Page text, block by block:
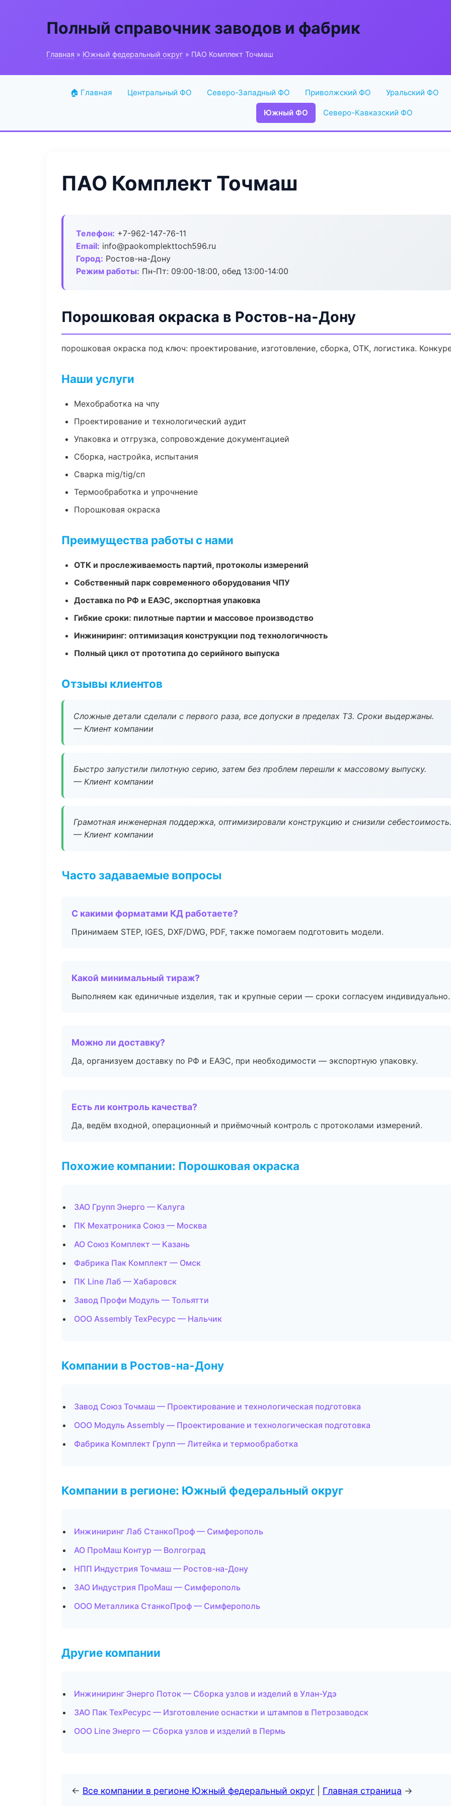
Полный справочник заводов и фабрик
Главная » Южный федеральный округ » ПАО Комплект Точмаш
🏠 Главная Центральный ФО Северо-Западный ФО Приволжский ФО Уральский ФО
Южный ФО Северо-Кавказский ФО
ПАО Комплект Точмаш
Телефон: +7-962-147-76-11
Email: info@paokomplekttoch596.ru
Город: Ростов-на-Дону
Режим работы: Пн-Пт: 09:00-18:00, обед 13:00-14:00
Порошковая окраска в Ростов-на-Дону
порошковая окраска под ключ: проектирование, изготовление, сборка, ОТК, логистика.
Наши услуги
Мехобработка на чпу
Проектирование и технологический аудит
Упаковка и отгрузка, сопровождение документацией
Сборка, настройка, испытания
Сварка mig/tig/сп
Термообработка и упрочнение
Порошковая окраска
Преимущества работы с нами
ОТК и прослеживаемость партий, протоколы измерений
Собственный парк современного оборудования ЧПУ
Доставка по РФ и ЕАЭС, экспортная упаковка
Гибкие сроки: пилотные партии и массовое производство
Инжиниринг: оптимизация конструкции под технологичность
Полный цикл от прототипа до серийного выпуска
Отзывы клиентов
Сложные детали сделали с первого раза, все допуски в пределах ТЗ. Сроки выдержаны.
— Клиент компании
Быстро запустили пилотную серию, затем без проблем перешли к массовому выпуску.
— Клиент компании
Грамотная инженерная поддержка, оптимизировали конструкцию и снизили себестоимость.
— Клиент компании
Часто задаваемые вопросы
С какими форматами КД работаете?
Принимаем STEP, IGES, DXF/DWG, PDF, также помогаем подготовить модели.
Какой минимальный тираж?
Выполняем как единичные изделия, так и крупные серии — сроки согласуем индивидуально.
Можно ли доставку?
Да, организуем доставку по РФ и ЕАЭС, при необходимости — экспортную упаковку.
Есть ли контроль качества?
Да, ведём входной, операционный и приёмочный контроль с протоколами измерений.
Похожие компании: Порошковая окраска
ЗАО Групп Энерго — Калуга
ПК Мехатроника Союз — Москва
АО Союз Комплект — Казань
Фабрика Пак Комплект — Омск
ПК Line Лаб — Хабаровск
Завод Профи Модуль — Тольятти
ООО Assembly ТехРесурс — Нальчик
Компании в Ростов-на-Дону
Завод Союз Точмаш — Проектирование и технологическая подготовка
ООО Модуль Assembly — Проектирование и технологическая подготовка
Фабрика Комплект Групп — Литейка и термообработка
Компании в регионе: Южный федеральный округ
Инжиниринг Лаб СтанкоПроф — Симферополь
АО ПроМаш Контур — Волгоград
НПП Индустрия Точмаш — Ростов-на-Дону
ЗАО Индустрия ПроМаш — Симферополь
ООО Металлика СтанкоПроф — Симферополь
Другие компании
Инжиниринг Энерго Поток — Сборка узлов и изделий в Улан-Удэ
ЗАО Пак ТехРесурс — Изготовление оснастки и штампов в Петрозаводск
ООО Line Энерго — Сборка узлов и изделий в Пермь
← Все компании в регионе Южный федеральный округ Главная страница →